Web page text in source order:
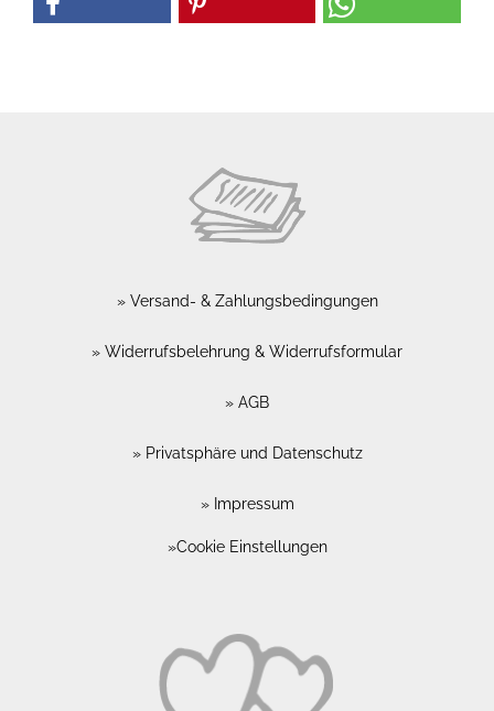
Versand- & Zahlungsbedingungen
Widerrufsbelehrung & Widerrufsformular
AGB
Privatsphäre und Datenschutz
Impressum
Cookie Einstellungen